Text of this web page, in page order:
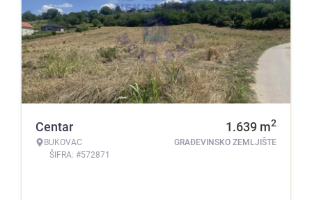
Centar
BUKOVAC
ŠIFRA: #572871
1.639 m2
GRAĐEVINSKO ZEMLJIŠTE